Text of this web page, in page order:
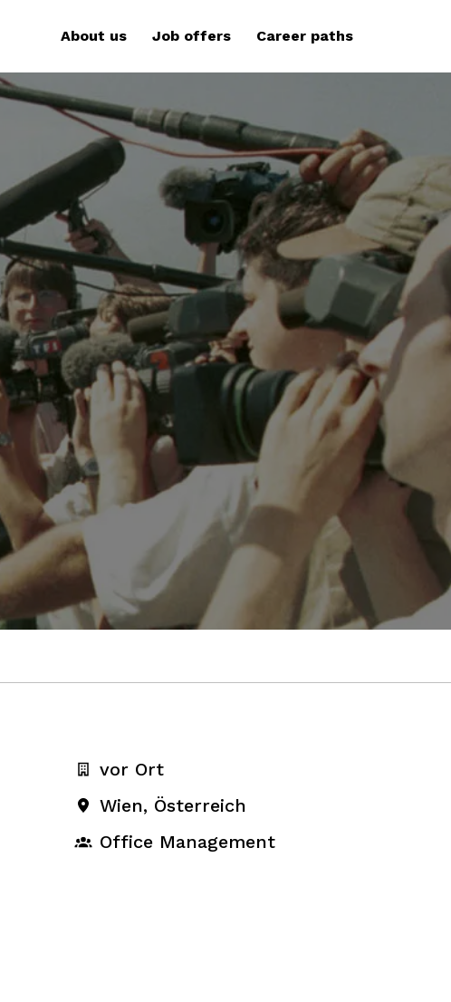
About us Job offers Career paths
vor Ort
Wien, Österreich
Office Management